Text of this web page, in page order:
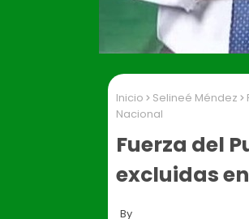
Inicio Selineé Méndez
Nacional
Fuerza del
excluidas